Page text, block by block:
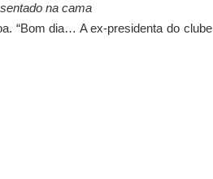
na cama
“Bom dia… A ex-presidenta do clube